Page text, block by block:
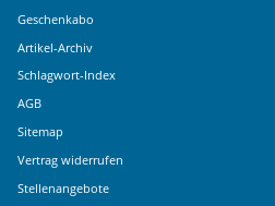
Geschenkabo
Artikel-Archiv
Schlagwort-Index
AGB
Sitemap
Vertrag widerrufen
Stellenangebote